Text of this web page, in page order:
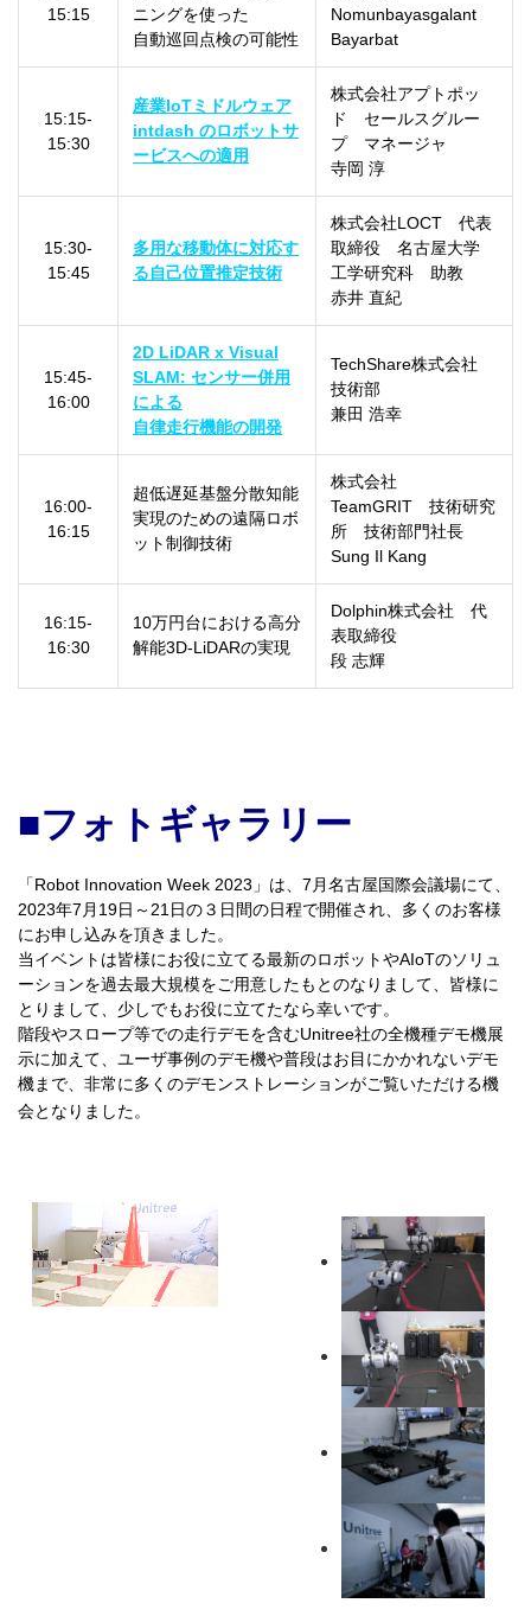
15:15
ニングを使った
自動巡回点検の可能性
Nomunbayasgalant
Bayarbat
15:15-
15:30
産業IoTミドルウェア
intdash のロボットサ
ービスへの適用
株式会社アプトポッ
ド セールスグルー
プ マネージャ
寺岡 淳
15:30-
15:45
多用な移動体に対応す
る自己位置推定技術
株式会社LOCT 代表
取締役 名古屋大学
工学研究科 助教
赤井 直紀
15:45-
16:00
2D LiDAR x Visual
SLAM: センサー併用
による
自律走行機能の開発
TechShare株式会社
技術部
兼田 浩幸
16:00-
16:15
超低遅延基盤分散知能
実現のための遠隔ロボ
ット制御技術
株式会社
TeamGRIT 技術研究
所 技術部門社長
Sung Il Kang
16:15-
16:30
10万円台における高分
解能3D-LiDARの実現
Dolphin株式会社 代
表取締役
段 志輝
■フォトギャラリー
「Robot Innovation Week 2023」は、7月名古屋国際会議場にて、
2023年7月19日～21日の３日間の日程で開催され、多くのお客様
にお申し込みを頂きました。
当イベントは皆様にお役に立てる最新のロボットやAIoTのソリュ
ーションを過去最大規模をご用意したもとのなりまして、皆様に
とりまして、少しでもお役に立てたなら幸いです。
階段やスロープ等での走行デモを含むUnitree社の全機種デモ機展
示に加えて、ユーザ事例のデモ機や普段はお目にかかれないデモ
機まで、非常に多くのデモンストレーションがご覧いただける機
会となりました。